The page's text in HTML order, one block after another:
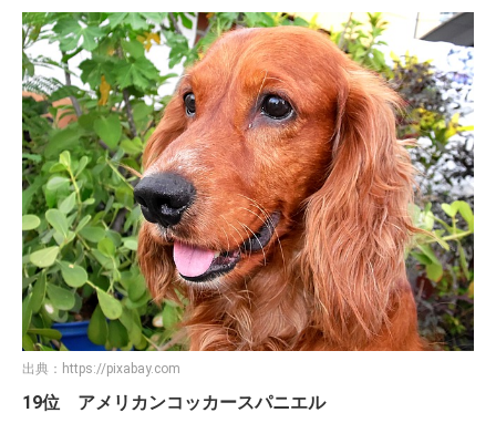
出典： https://pixabay.com
19位 アメリカンコッカースパニエル